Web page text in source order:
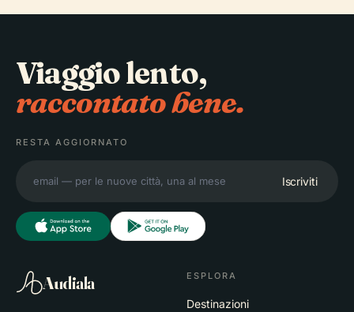
Viaggio lento,
raccontato bene.
RESTA AGGIORNATO
Iscriviti
Audiala ESPLORA
Destinazioni